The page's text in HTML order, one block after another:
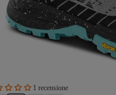
1 recensione